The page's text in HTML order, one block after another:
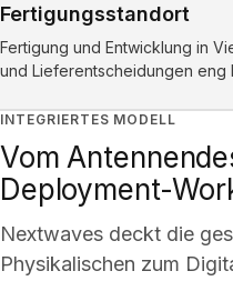
Fertigungsstandort
Fertigung und Entwicklung in
und Lieferentscheidungen eng
INTEGRIERTES MODELL
Vom
Deployment-
Nextwaves deckt die
Physikalischen zum